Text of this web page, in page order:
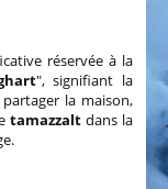
réservée à la
", signifiant la
la maison,
tamazzalt dans la